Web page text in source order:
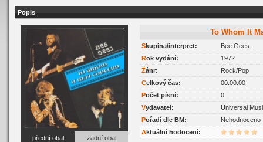
Popis
přední obal zadní obal
To Whom It
Skupina/interpret:
Bee Gees
Rok vydání:
1972
Žánr:
Rock/Pop
Celkový čas:
00:00:00
Počet písní:
0
Vydavatel:
Universal
Pořadí dle BM:
Nehodnoceno
Aktuální hodocení: